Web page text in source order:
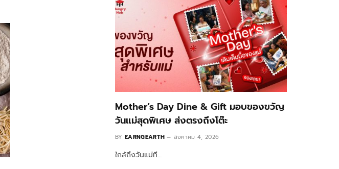
Mother’s Day Dine & Gift มอบของขวัญ
วันแม่สุดพิเศษ ส่งตรงถึงโต๊ะ
BY EARNGEARTH สิงหาคม 4, 2026
ใกล้ถึงวันแม่ที…